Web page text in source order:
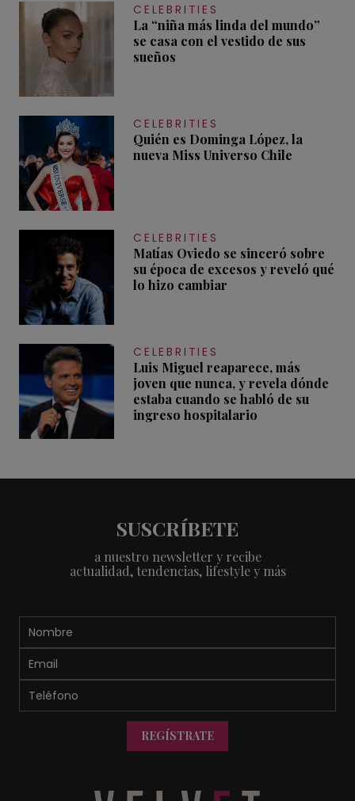
CELEBRITIES
La “niña más linda del mundo”
se casa con el vestido de sus
sueños
CELEBRITIES
Quién es Dominga López, la
nueva Miss Universo Chile
CELEBRITIES
Matías Oviedo se sinceró sobre
su época de excesos y reveló qué
lo hizo cambiar
CELEBRITIES
Luis Miguel reaparece, más
joven que nunca, y revela dónde
estaba cuando se habló de su
ingreso hospitalario
SUSCRÍBETE
a nuestro newsletter y recibe
actualidad, tendencias, lifestyle y más
REGÍSTRATE